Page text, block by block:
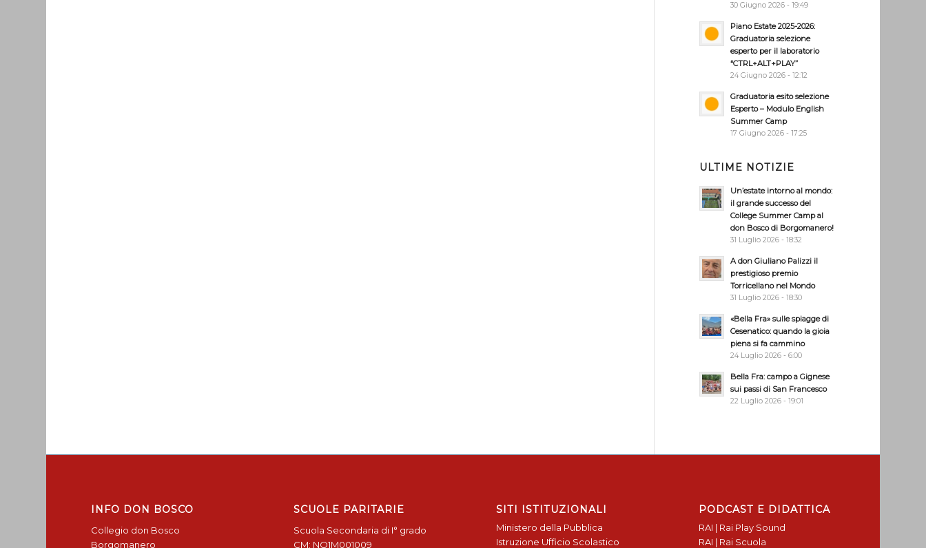
30 Giugno 2026 - 19:49
Piano Estate 2025-2026:
Graduatoria selezione
esperto per il laboratorio
“CTRL+ALT+PLAY”
24 Giugno 2026 - 12:12
Graduatoria esito selezione
Esperto – Modulo English
Summer Camp
17 Giugno 2026 - 17:25
ULTIME NOTIZIE
Un’estate intorno al mondo:
il grande successo del
College Summer Camp al
don Bosco di Borgomanero!
31 Luglio 2026 - 18:32
A don Giuliano Palizzi il
prestigioso premio
Torricellano nel Mondo
31 Luglio 2026 - 18:30
«Bella Fra» sulle spiagge di
Cesenatico: quando la gioia
piena si fa cammino
24 Luglio 2026 - 6:00
Bella Fra: campo a Gignese
sui passi di San Francesco
22 Luglio 2026 - 19:01
INFO DON BOSCO
Collegio don Bosco
Borgomanero
SCUOLE PARITARIE
Scuola Secondaria di I° grado
CM: NO1M001009
SITI ISTITUZIONALI
Ministero della Pubblica
Istruzione Ufficio Scolastico
PODCAST E DIDATTICA
RAI | Rai Play Sound
RAI | Rai Scuola